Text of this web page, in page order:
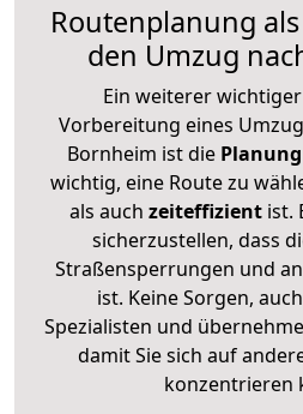
Routenplanung
den Umzug
Ein weiterer
Vorbereitung eines
Bornheim ist die
wichtig, eine Route zu
als auch zeiteffizientist.
sicherzustellen, dass
Straßensperrungen und
ist. Keine Sorgen,
Spezialisten und
damit Sie sich auf
konzentrieren